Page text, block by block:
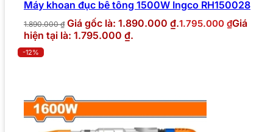
Máy khoan đục bê tông 1500W Ingco RH150028
1.890.000₫ Giá gốc là: 1.890.000 ₫.1.795.000 ₫Giá
hiện tại là: 1.795.000 ₫.
-12%